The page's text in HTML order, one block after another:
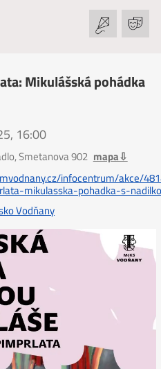
Mikulášská pohádka
16:00
Smetanova 902 mapa⇩
infocentrum/akce/
mikulasska-pohadka-s-
Vodňany